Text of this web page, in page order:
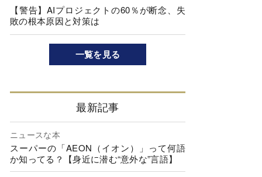
【警告】AIプロジェクトの60％が断念、失
敗の根本原因と対策は
一覧を見る
最新記事
ニュースな本
スーパーの「AEON（イオン）」って何語
か知ってる？【身近に潜む“意外な”言語】